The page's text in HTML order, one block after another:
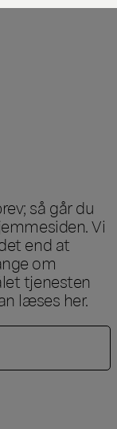
så går du
Vi
end at
om
tjenesten
læses her.